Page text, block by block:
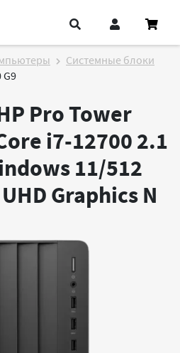
Системные блоки
G9
Pro Tower
i7-12700 2.1
11/512
Graphics N